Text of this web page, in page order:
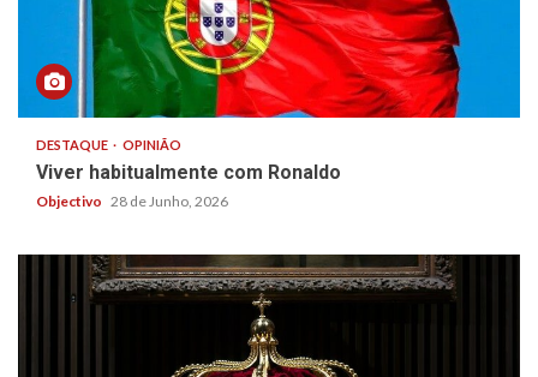
DESTAQUE OPINIÃO
Viver habitualmente com Ronaldo
Objectivo 28 de Junho, 2026